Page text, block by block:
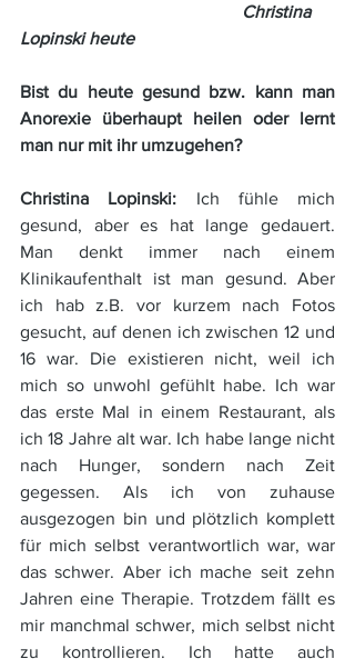
Christina
Lopinski heute
Bist du heute gesund bzw. kann man
Anorexie überhaupt heilen oder lernt
man nur mit ihr umzugehen?
Christina Lopinski: Ich fühle mich
gesund, aber es hat lange gedauert.
Man denkt immer nach einem
Klinikaufenthalt ist man gesund. Aber
ich hab z.B. vor kurzem nach Fotos
gesucht, auf denen ich zwischen 12 und
16 war. Die existieren nicht, weil ich
mich so unwohl gefühlt habe. Ich war
das erste Mal in einem Restaurant, als
ich 18 Jahre alt war. Ich habe lange nicht
nach Hunger, sondern nach Zeit
gegessen. Als ich von zuhause
ausgezogen bin und plötzlich komplett
für mich selbst verantwortlich war, war
das schwer. Aber ich mache seit zehn
Jahren eine Therapie. Trotzdem fällt es
mir manchmal schwer, mich selbst nicht
zu kontrollieren. Ich hatte auch